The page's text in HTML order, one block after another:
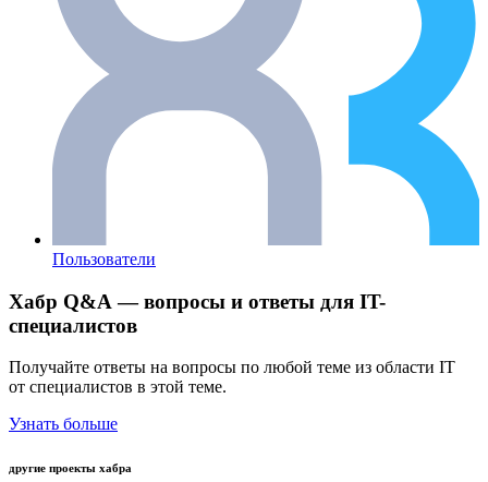
Пользователи
Хабр Q&A — вопросы и ответы для IT-
специалистов
Получайте ответы на вопросы по любой теме из области IT
от специалистов в этой теме.
Узнать больше
другие проекты хабра